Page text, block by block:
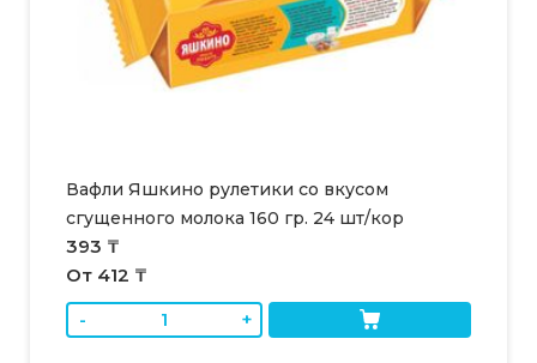
Вафли Яшкино рулетики со вкусом
сгущенного молока 160 гр. 24 шт/кор
393 ₸
От 412 ₸
-
+